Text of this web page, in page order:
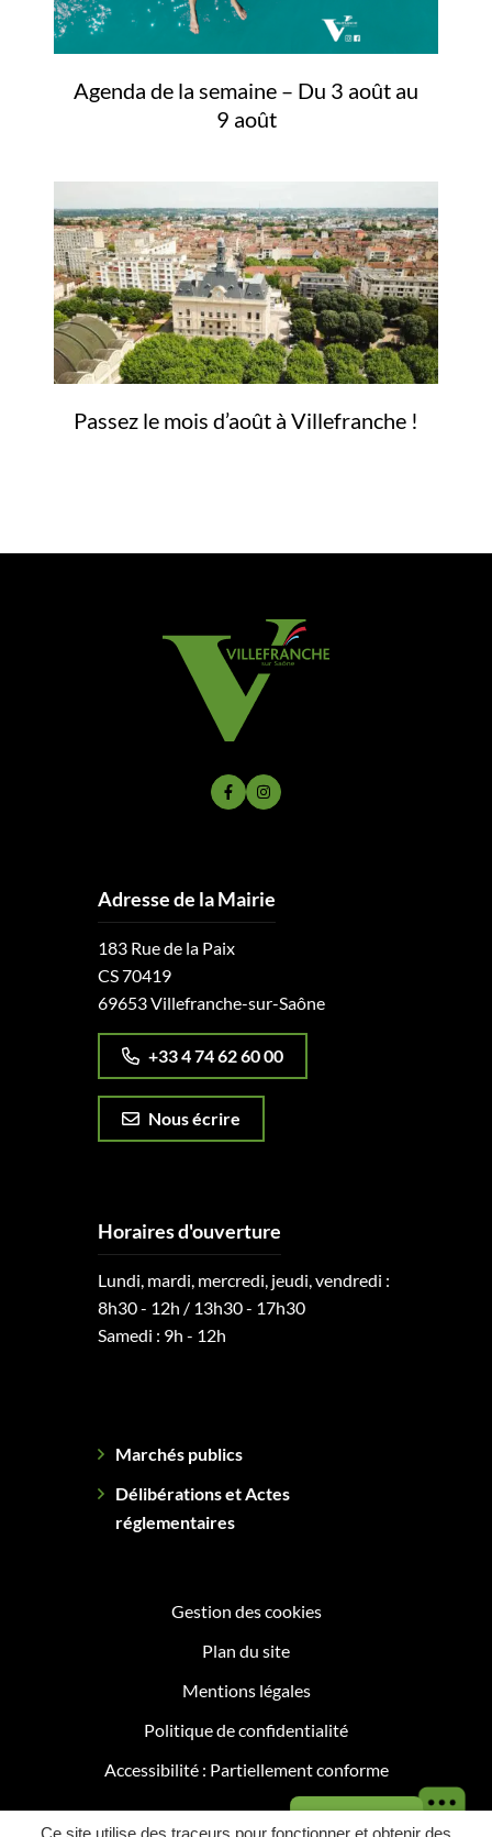
Ce site utilise des traceurs pour fonctionner et obtenir des
Agenda de la semaine – Du 3 août au
9 août
Passez le mois d’août à Villefranche !
Lien vers le compte Facebook
Lien vers le compte Instagram
Adresse de la Mairie
183 Rue de la Paix
CS 70419
69653 Villefranche-sur-Saône
+33 4 74 62 60 00
Nous écrire
Horaires d'ouverture
Lundi, mardi, mercredi, jeudi, vendredi :
8h30 - 12h / 13h30 - 17h30
Samedi : 9h - 12h
Marchés publics
Délibérations et Actes
réglementaires
Gestion des cookies
Plan du site
Mentions légales
Politique de confidentialité
Accessibilité : Partiellement conforme
Besoin d'aide ?